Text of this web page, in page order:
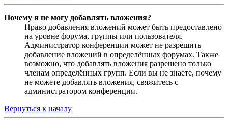
Почему я не могу добавлять вложения?
Право добавления вложений может быть предоставлено
на уровне форума, группы или пользователя.
Администратор конференции может не разрешить
добавление вложений в определённых форумах. Также
возможно, что добавлять вложения разрешено только
членам определённых групп. Если вы не знаете, почему
не можете добавлять вложения, свяжитесь с
администратором конференции.
Вернуться к началу